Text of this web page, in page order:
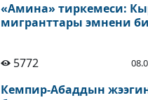
«Амина» тиркемеси:
мигранттары эмнени
5772
Кемпир-Абаддын